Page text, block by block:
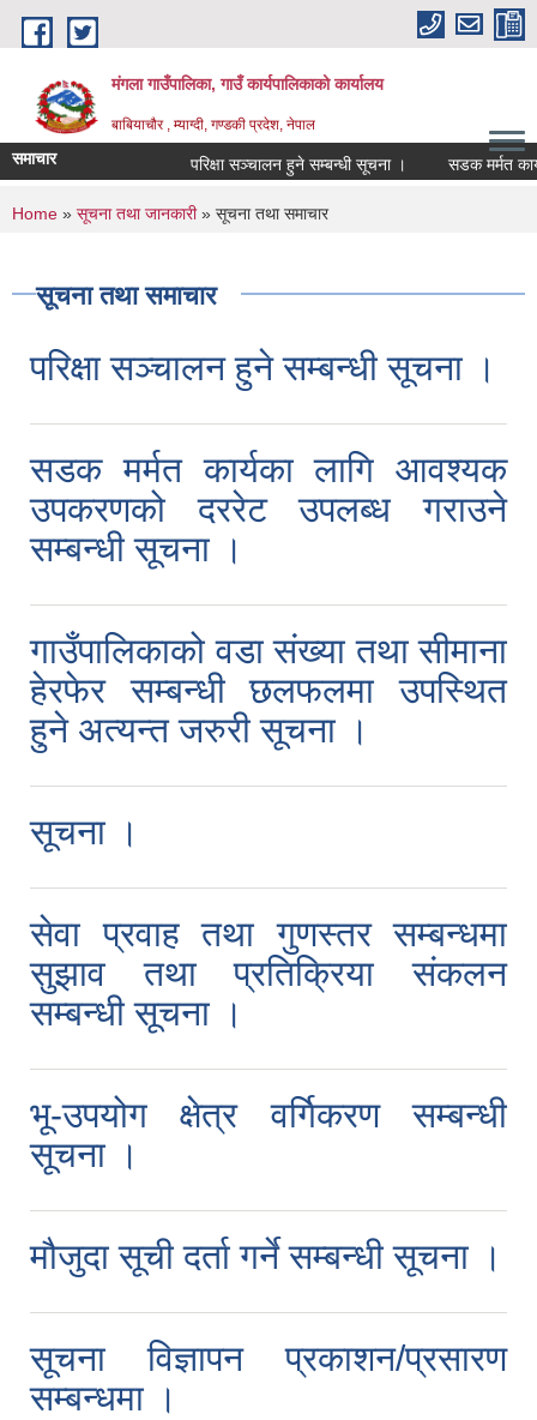
Skip to main content
मंगला गाउँपालिका, गाउँ कार्यपालिकाको कार्यालय
बाबियाचौर , म्याग्दी, गण्डकी प्रदेश, नेपाल
समाचार परिक्षा सञ्चालन हुने सम्बन्धी सूचना । सडक मर्मत
You are here
Home » सूचना तथा जानकारी» सूचना तथा समाचार
सूचना तथा समाचार
परिक्षा सञ्चालन हुने सम्बन्धी सूचना ।
सडक मर्मत कार्यका लागि आवश्यक
उपकरणको दररेट उपलब्ध गराउने
सम्बन्धी सूचना ।
गाउँपालिकाको वडा संख्या तथा सीमाना
हेरफेर सम्बन्धी छलफलमा उपस्थित
हुने अत्यन्त जरुरी सूचना ।
सूचना ।
सेवा प्रवाह तथा गुणस्तर सम्बन्धमा
सुझाव तथा प्रतिक्रिया संकलन
सम्बन्धी सूचना ।
भू-उपयोग क्षेत्र वर्गिकरण सम्बन्धी
सूचना ।
मौजुदा सूची दर्ता गर्ने सम्बन्धी सूचना ।
सूचना विज्ञापन प्रकाशन/प्रसारण
सम्बन्धमा ।